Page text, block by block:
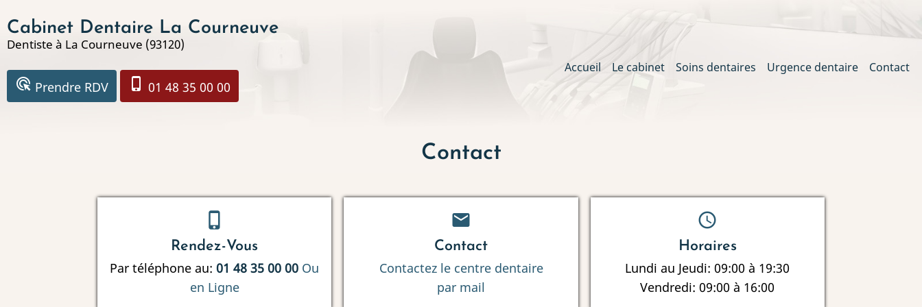
au
contenu
principal
Cabinet Dentaire La Courneuve
Dentiste à La Courneuve (93120)
ads_click Prendre RDV phone_iphone 01 48 35 00 00
Main
navigation
Accueil Le cabinet Soins dentaires Urgence dentaire Contact
Contact
phone_iphone
Rendez-Vous
Par téléphone au:01 48 35 00 00 Ou
en Ligne
mail
Contact
Contactez le centre dentaire
par mail
schedule
Horaires
Lundi au Jeudi: 09:00 à 19:30
Vendredi: 09:00 à 16:00